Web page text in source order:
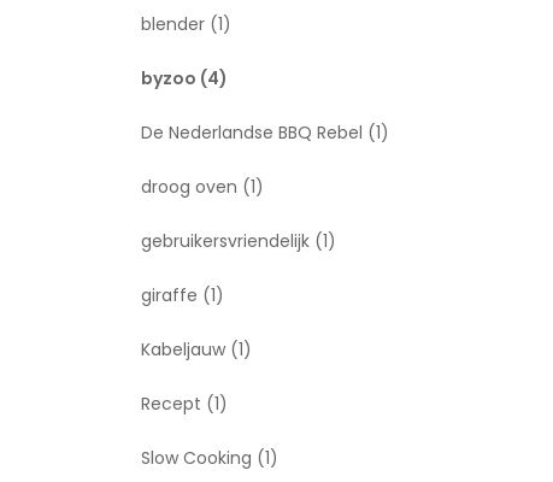
blender (1)
byzoo (4)
De Nederlandse BBQ Rebel (1)
droog oven (1)
gebruikersvriendelijk (1)
giraffe (1)
Kabeljauw (1)
Recept (1)
Slow Cooking (1)